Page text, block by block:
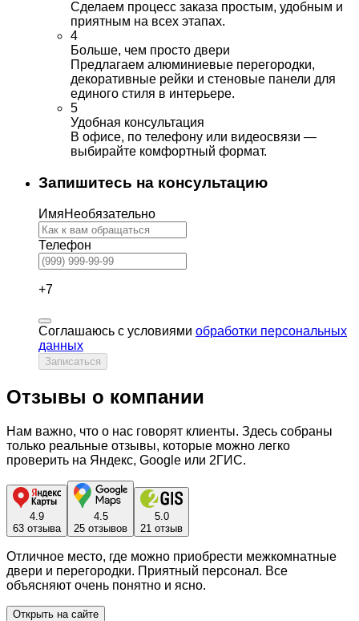
Сделаем процесс заказа простым, удобным и
приятным на всех этапах.
4
Больше, чем просто двери
Предлагаем алюминиевые перегородки,
декоративные рейки и стеновые панели для
единого стиля в интерьере.
5
Удобная консультация
В офисе, по телефону или видеосвязи —
выбирайте комфортный формат.
Запишитесь на консультацию
ИмяНеобязательно
Телефон
+7
Соглашаюсь с условиями обработки персональных
данных
Записаться
Отзывы о компании
Нам важно, что о нас говорят клиенты. Здесь собраны
только реальные отзывы, которые можно легко
проверить на Яндекс, Google или 2ГИС.
4.9
63 отзыва
4.5
25 отзывов
5.0
21 отзыв
Отличное место, где можно приобрести межкомнатные
двери и перегородки. Приятный персонал. Все
объясняют очень понятно и ясно.
Открыть на сайте